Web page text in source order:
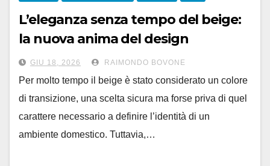
L’eleganza senza tempo del beige:
la nuova anima del design
contemporaneo
GIU 18, 2026 RAIMONDO BOVONE
Per molto tempo il beige è stato considerato un colore
di transizione, una scelta sicura ma forse priva di quel
carattere necessario a definire l’identità di un
ambiente domestico. Tuttavia,…